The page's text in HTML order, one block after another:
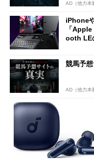
AD（他力本
iPhone
「
ooth LE
競馬予想
AD（他力本